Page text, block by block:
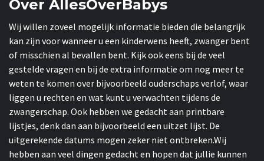
Over AllesOverBabys
Wij willen zoveel mogelijk informatie bieden die belangrijk
kan zijn voor wanneer u een kinderwens heeft, zwanger bent
of misschien al bevallen bent. Kijk ook eens bij de veel
gestelde vragen en bij de extra informatie om nog meer te
weten te komen over bijvoorbeeld ouderschaps verlof, waar
liggen u rechten en wat kunt u verwachten tijdens de
zwangerschap. Ook hebben we gedacht aan printbare
lijstjes, denk dan aan bijvoorbeeld een uitzet lijst. De
uitgerekende datums mogen zeker niet ontbreken.Wij
hebben aan veel dingen gedacht en hopen dat jullie kunnen